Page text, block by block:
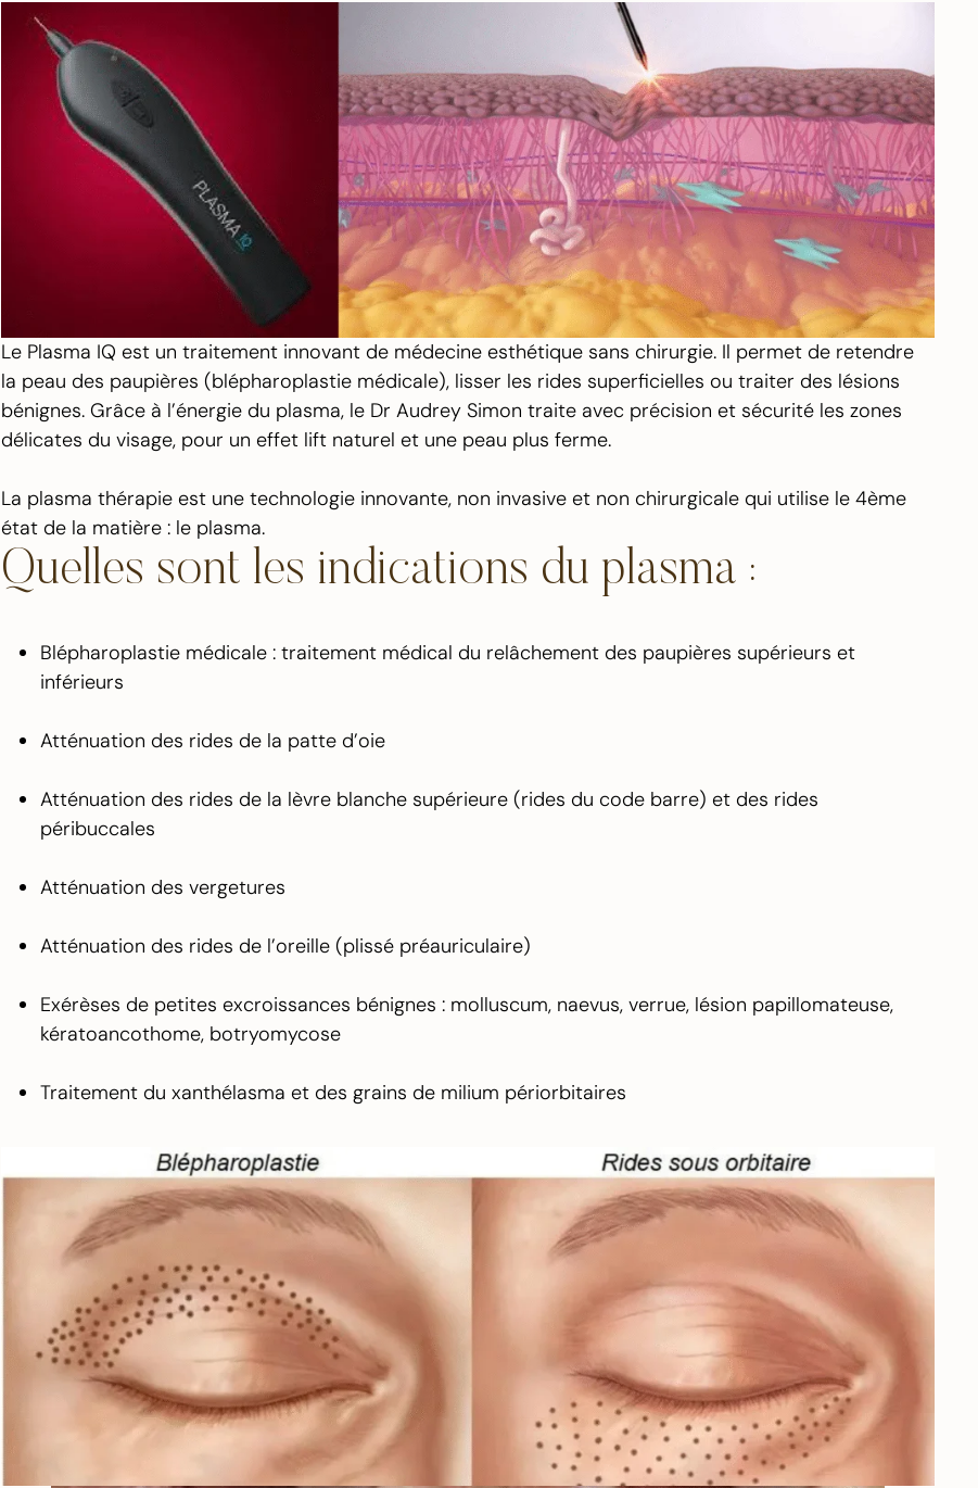
Le Plasma IQ est un traitement innovant de médecine esthétique sans chirurgie. Il permet de retendre
la peau des paupières (blépharoplastie médicale), lisser les rides superficielles ou traiter des lésions
bénignes. Grâce à l’énergie du plasma, le Dr Audrey Simon traite avec précision et sécurité les zones
délicates du visage, pour un effet lift naturel et une peau plus ferme.
La plasma thérapie est une technologie innovante, non invasive et non chirurgicale qui utilise le 4ème
état de la matière : le plasma.
Quelles sont les indications du plasma :
Blépharoplastie médicale : traitement médical du relâchement des paupières supérieurs et
inférieurs
Atténuation des rides de la patte d’oie
Atténuation des rides de la lèvre blanche supérieure (rides du code barre) et des rides
péribuccales
Atténuation des vergetures
Atténuation des rides de l’oreille (plissé préauriculaire)
Exérèses de petites excroissances bénignes : molluscum, naevus, verrue, lésion papillomateuse,
kératoancothome, botryomycose
Traitement du xanthélasma et des grains de milium périorbitaires